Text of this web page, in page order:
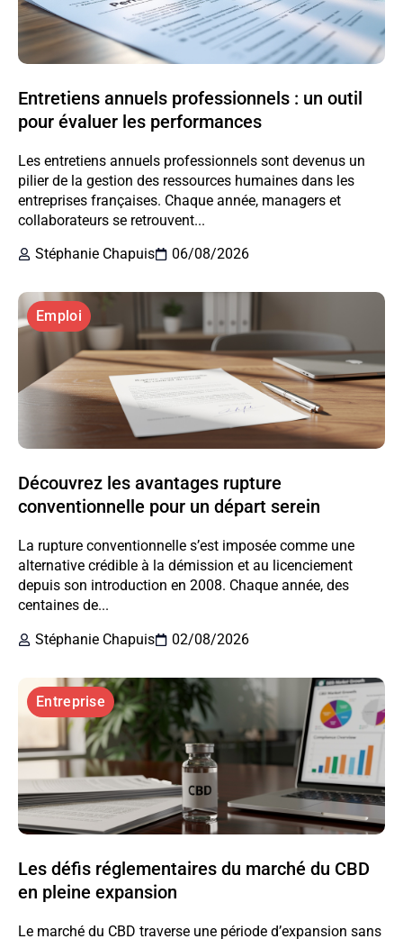
Entretiens annuels professionnels : un outil
pour évaluer les performances
Les entretiens annuels professionnels sont devenus un
pilier de la gestion des ressources humaines dans les
entreprises françaises. Chaque année, managers et
collaborateurs se retrouvent...
Stéphanie Chapuis
06/08/2026
Emploi
Découvrez les avantages rupture
conventionnelle pour un départ serein
La rupture conventionnelle s’est imposée comme une
alternative crédible à la démission et au licenciement
depuis son introduction en 2008. Chaque année, des
centaines de...
Stéphanie Chapuis
02/08/2026
Entreprise
Les défis réglementaires du marché du CBD
en pleine expansion
Le marché du CBD traverse une période d’expansion sans